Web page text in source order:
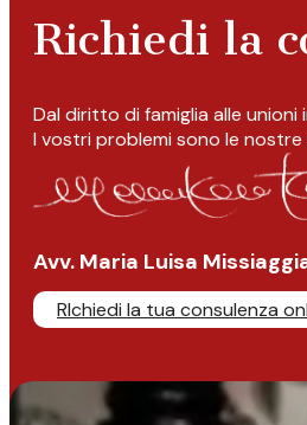
Richiedi la
Dal diritto di famiglia alle
I vostri problemi sono le
Avv. Maria Luisa
RIchiedi la tua consulenza